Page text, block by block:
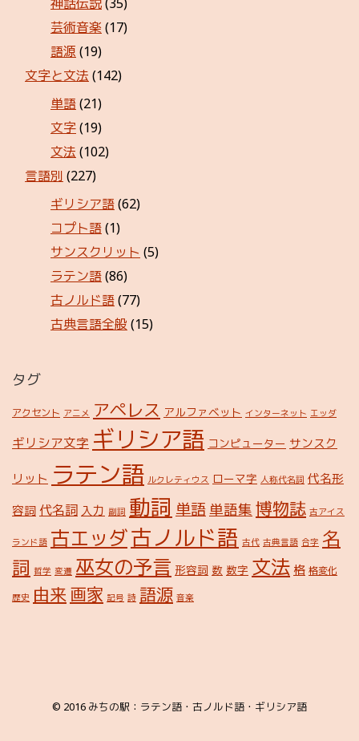
芸術音楽 (17)
語源 (19)
文字と文法 (142)
単語(21)
文字(19)
文法 (102)
言語別 (227)
ギリシア語(62)
コプト語(1)
サンスクリット (5)
ラテン語(86)
古ノルド語(77)
古典言語全般 (15)
タグ
アクセント アニメ アペレス アルファベット インターネット エッダ
ギリシア文字 ギリシア語 コンピューター サンスク
リット ラテン語 ルクレティウス ローマ字 人称代名詞 代名形
容詞 代名詞 入力 副詞 動詞 単語単語集 博物誌 古アイス
ランド語 古エッダ古ノルド語 古代 古典言語 合字 名
詞 哲学 変遷 巫女の予言 形容詞 数 数字 文法 格 格変化
歴史 由来画家 記号 詩 語源 音楽
© 2016 みちの駅：ラテン語・古ノルド語・ギリシア語